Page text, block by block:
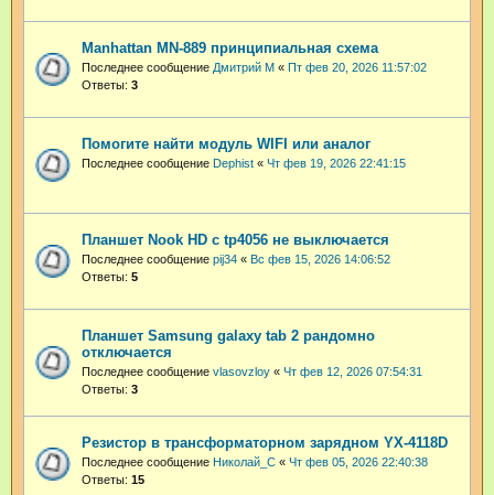
Manhattan MN-889 принципиальная схема
Последнее сообщение Дмитрий М « Пт фев 20, 2026 11:57:02
Ответы: 3
Помогите найти модуль WIFI или аналог
Последнее сообщение Dephist « Чт фев 19, 2026 22:41:15
Планшет Nook HD с tp4056 не выключается
Последнее сообщение pij34 « Вс фев 15, 2026 14:06:52
Ответы: 5
Планшет Samsung galaxy tab 2 рандомно
отключается
Последнее сообщение vlasovzloy « Чт фев 12, 2026 07:54:31
Ответы: 3
Резистор в трансформаторном зарядном YX-4118D
Последнее сообщение Николай_С « Чт фев 05, 2026 22:40:38
Ответы: 15